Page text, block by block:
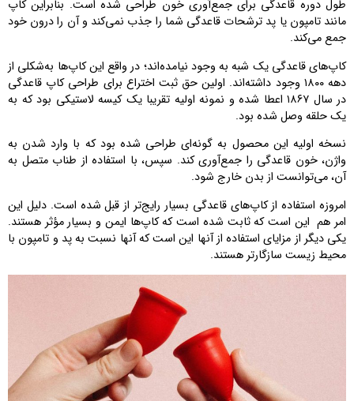
طول دوره قاعدگی برای جمع‌آوری خون طراحی شده است. بنابراین کاپ
مانند تامپون یا پد ترشحات قاعدگی شما را جذب نمی‌کند و آن را درون خود
جمع می‌کند.
کاپ‌های قاعدگی یک شبه به وجود نیامد‌ه‌اند؛ در واقع این کاپ‌ها به‌شکلی از
دهه ۱۸۰۰ وجود داشته‌اند. اولین حق ثبت اختراع برای طراحی کاپ قاعدگی
در سال ۱۸۶۷ اعطا شده و نمونه اولیه تقریبا یک کیسه لاستیکی بود که به
یک حلقه وصل شده بود.
نسخه اولیه این محصول به گونه‌ای طراحی شده بود که با وارد شدن به
واژن، خون قاعدگی را جمع‌آوری کند. سپس، با استفاده از طناب متصل به
آن، می‌توانست از بدن خارج شود.
امروزه استفاده از کاپ‌های قاعدگی بسیار رایج‌تر از قبل شده است. دلیل این
امر هم این است که ثابت شده است که کاپ‌ها ایمن و بسیار مؤثر هستند.
یکی دیگر از مزایای استفاده از آنها این است که آنها نسبت به پد و تامپون با
محیط زیست سازگارتر هستند.